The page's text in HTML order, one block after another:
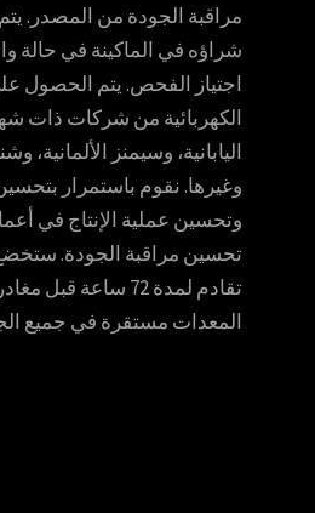
مراقبة الجودة من المصدر.
شراؤه في الماكينة في حالة
اجتياز الفحص. يتم الحصول
الكهربائية من شركات ذات
اليابانية، وسيمنز الألمانية،
وغيرها. نقوم باستمرار
وتحسين عملية الإنتاج في
تحسين مراقبة الجودة. ستخضع
تقادم لمدة 72 ساعة
المعدات مستقرة في جميع